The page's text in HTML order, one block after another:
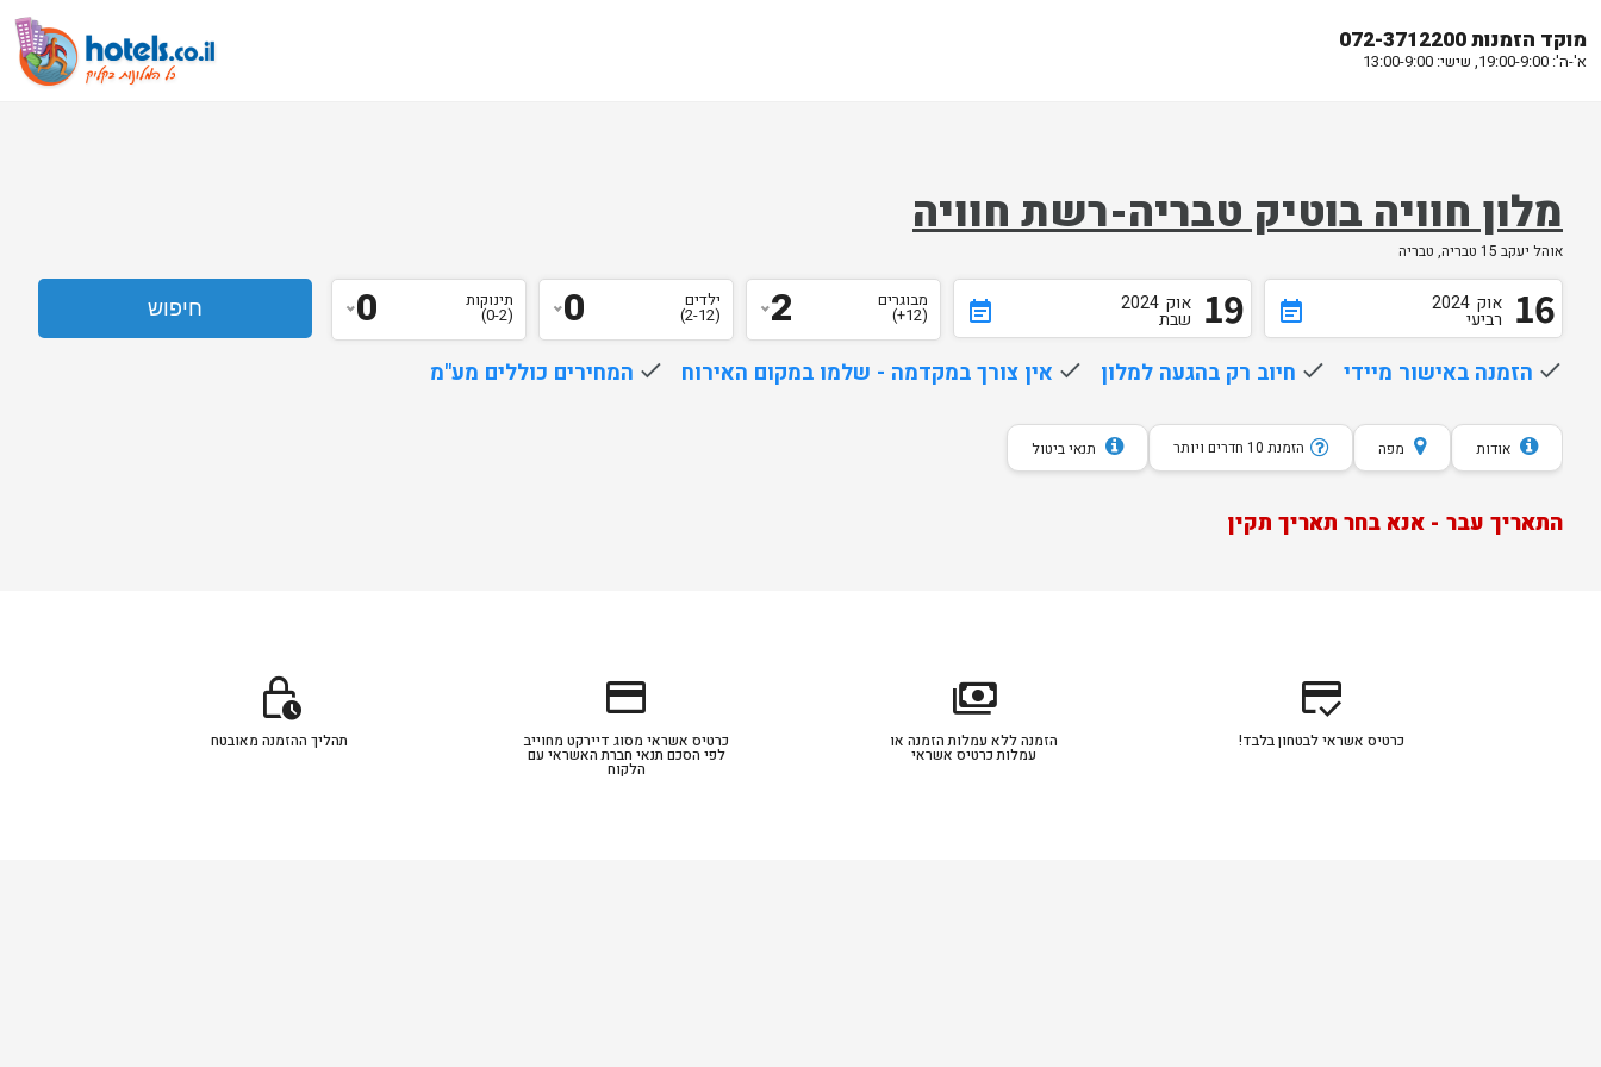
מוקד הזמנות 072-3712200
א'-ה': 19:00-9:00, שישי: 13:00-9:00
מלון חוויה בוטיק טבריה-רשת חוויה
אוהל יעקב 15 טבריה, טבריה
event_note 16 אוק 2024
רביעי event_note 19 אוק 2024
שבת
מבוגרים
(12+)
2 ילדים
(2-12)
0 תינוקות
(0-2)
0
done הזמנה באישור מיידי done חיוב רק בהגעה למלון done אין צורך במקדמה - שלמו במקום האירוח done המחירים כוללים מע"מ
אודות מפה הזמנת 10 חדרים ויותר תנאי ביטול
התאריך עבר - אנא בחר תאריך תקין
credit_score
כרטיס אשראי לבטחון בלבד!
payments
הזמנה ללא עמלות הזמנה או
עמלות כרטיס אשראי
credit_card
כרטיס אשראי מסוג דיירקט מחוייב
לפי הסכם תנאי חברת האשראי עם
הלקוח
lock_clock
תהליך ההזמנה מאובטח